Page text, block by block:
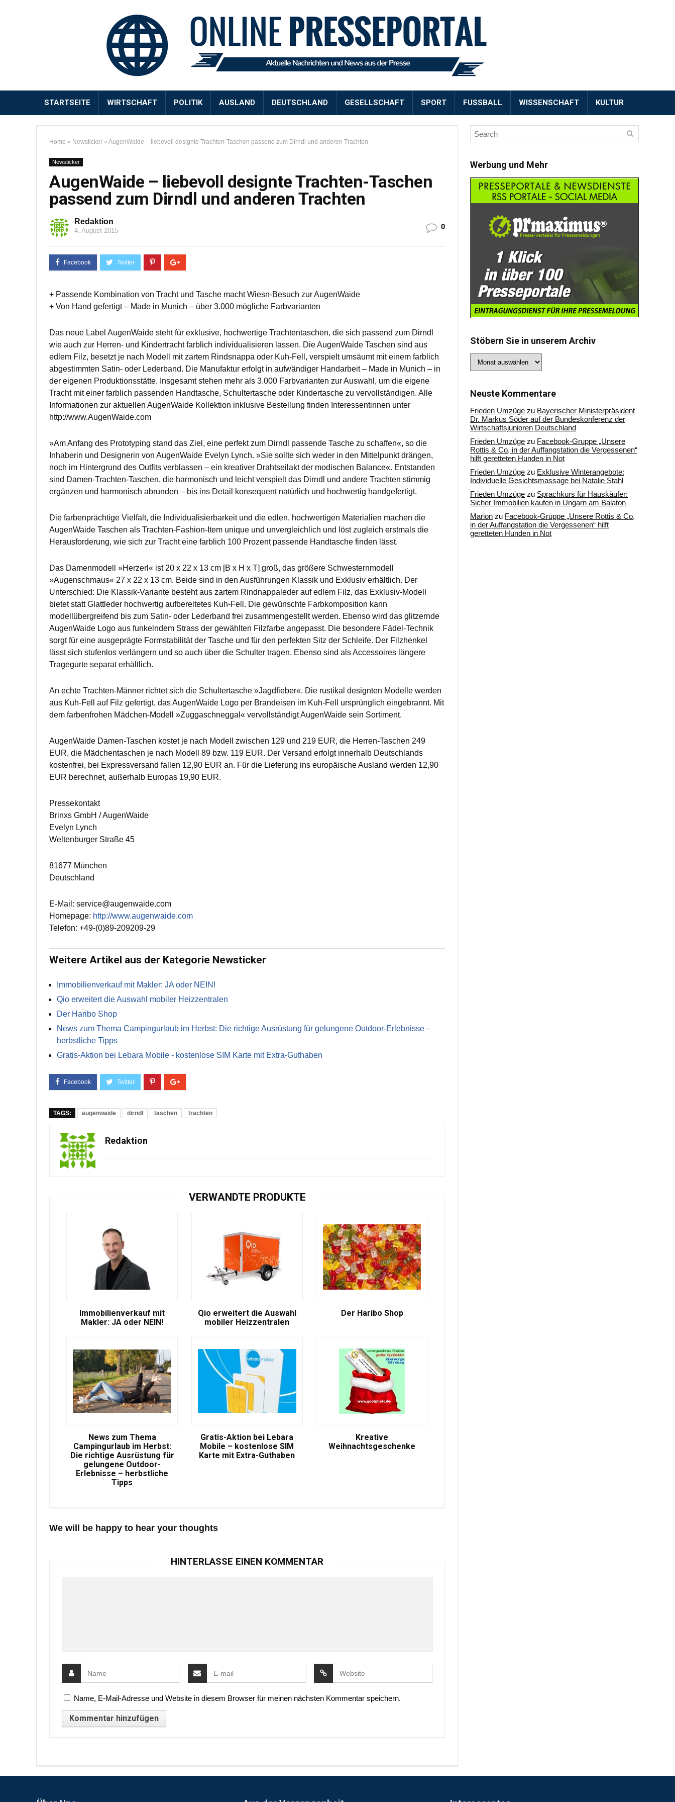
STARTSEITE WIRTSCHAFT POLITIK AUSLAND DEUTSCHLAND GESELLSCHAFT SPORT FUSSBALL WISSENSCHAFT KULTUR
Home » Newsticker » AugenWaide – liebevoll designte Trachten-Taschen passend zum Dirndl und anderen Trachten
Newsticker
AugenWaide – liebevoll designte Trachten-Taschen
passend zum Dirndl und anderen Trachten
Redaktion
4. August 2015 0
+ Passende Kombination von Tracht und Tasche macht Wiesn-Besuch zur AugenWaide
+ Von Hand gefertigt – Made in Munich – über 3.000 mögliche Farbvarianten
Das neue Label AugenWaide steht für exklusive, hochwertige Trachtentaschen, die sich passend zum Dirndl
wie auch zur Herren- und Kindertracht farblich individualisieren lassen. Die AugenWaide Taschen sind aus
edlem Filz, besetzt je nach Modell mit zartem Rindsnappa oder Kuh-Fell, verspielt umsäumt mit einem farblich
abgestimmten Satin- oder Lederband. Die Manufaktur erfolgt in aufwändiger Handarbeit – Made in Munich – in
der eigenen Produktionsstätte. Insgesamt stehen mehr als 3.000 Farbvarianten zur Auswahl, um die eigene
Tracht mit einer farblich passenden Handtasche, Schultertasche oder Kindertasche zu vervollständigen. Alle
Informationen zur aktuellen AugenWaide Kollektion inklusive Bestellung finden Interessentinnen unter
http://www.AugenWaide.com
»Am Anfang des Prototyping stand das Ziel, eine perfekt zum Dirndl passende Tasche zu schaffen«, so die
Inhaberin und Designerin von AugenWaide Evelyn Lynch. »Sie sollte sich weder in den Mittelpunkt drängen,
noch im Hintergrund des Outfits verblassen – ein kreativer Drahtseilakt der modischen Balance«. Entstanden
sind Damen-Trachten-Taschen, die harmonisch und leicht verspielt das Dirndl und andere Trachten stimmig
ergänzen und harmonisch abrunden – bis ins Detail konsequent natürlich und hochwertig handgefertigt.
Die farbenprächtige Vielfalt, die Individualisierbarkeit und die edlen, hochwertigen Materialien machen die
AugenWaide Taschen als Trachten-Fashion-Item unique und unvergleichlich und löst zugleich erstmals die
Herausforderung, wie sich zur Tracht eine farblich 100 Prozent passende Handtasche finden lässt.
Das Damenmodell »Herzerl« ist 20 x 22 x 13 cm [B x H x T] groß, das größere Schwesternmodell
»Augenschmaus« 27 x 22 x 13 cm. Beide sind in den Ausführungen Klassik und Exklusiv erhältlich. Der
Unterschied: Die Klassik-Variante besteht aus zartem Rindnappaleder auf edlem Filz, das Exklusiv-Modell
bietet statt Glattleder hochwertig aufbereitetes Kuh-Fell. Die gewünschte Farbkomposition kann
modellübergreifend bis zum Satin- oder Lederband frei zusammengestellt werden. Ebenso wird das glitzernde
AugenWaide Logo aus funkelndem Strass der gewählten Filzfarbe angepasst. Die besondere Fädel-Technik
sorgt für eine ausgeprägte Formstabilität der Tasche und für den perfekten Sitz der Schleife. Der Filzhenkel
lässt sich stufenlos verlängern und so auch über die Schulter tragen. Ebenso sind als Accessoires längere
Tragegurte separat erhältlich.
An echte Trachten-Männer richtet sich die Schultertasche »Jagdfieber«. Die rustikal designten Modelle werden
aus Kuh-Fell auf Filz gefertigt, das AugenWaide Logo per Brandeisen im Kuh-Fell ursprünglich eingebrannt. Mit
dem farbenfrohen Mädchen-Modell »Zuggaschneggal« vervollständigt AugenWaide sein Sortiment.
AugenWaide Damen-Taschen kostet je nach Modell zwischen 129 und 219 EUR, die Herren-Taschen 249
EUR, die Mädchentaschen je nach Modell 89 bzw. 119 EUR. Der Versand erfolgt innerhalb Deutschlands
kostenfrei, bei Expressversand fallen 12,90 EUR an. Für die Lieferung ins europäische Ausland werden 12,90
EUR berechnet, außerhalb Europas 19,90 EUR.
Pressekontakt
Brinxs GmbH / AugenWaide
Evelyn Lynch
Weltenburger Straße 45
81677 München
Deutschland
E-Mail: service@augenwaide.com
Homepage: http://www.augenwaide.com
Telefon: +49-(0)89-209209-29
Weitere Artikel aus der Kategorie Newsticker
Immobilienverkauf mit Makler: JA oder NEIN!
Qio erweitert die Auswahl mobiler Heizzentralen
Der Haribo Shop
News zum Thema Campingurlaub im Herbst: Die richtige Ausrüstung für gelungene Outdoor-Erlebnisse –
herbstliche Tipps
Gratis-Aktion bei Lebara Mobile - kostenlose SIM Karte mit Extra-Guthaben
TAGS: augenwaide dirndl taschen trachten
Redaktion
VERWANDTE PRODUKTE
Immobilienverkauf mit
Makler: JA oder NEIN!
Qio erweitert die Auswahl
mobiler Heizzentralen
Der Haribo Shop
News zum Thema
Campingurlaub im Herbst:
Die richtige Ausrüstung für
gelungene Outdoor-
Erlebnisse – herbstliche
Tipps
Gratis-Aktion bei Lebara
Mobile – kostenlose SIM
Karte mit Extra-Guthaben
Kreative
Weihnachtsgeschenke
We will be happy to hear your thoughts
HINTERLASSE EINEN KOMMENTAR
Name, E-Mail-Adresse und Website in diesem Browser für meinen nächsten Kommentar speichern.
Werbung und Mehr
Stöbern Sie in unserem Archiv
Sie
Archiv
Neuste Kommentare
Frieden Umzüge zu Bayerischer Ministerpräsident
Dr. Markus Söder auf der Bundeskonferenz der
Wirtschaftsjunioren Deutschland
Frieden Umzüge zu Facebook-Gruppe „Unsere
Rottis & Co, in der Auffangstation die Vergessenen“
hilft geretteten Hunden in Not
Frieden Umzüge zu Exklusive Winterangebote:
Individuelle Gesichtsmassage bei Natalie Stahl
Frieden Umzüge zu Sprachkurs für Hauskäufer:
Sicher Immobilien kaufen in Ungarn am Balaton
Marion zu Facebook-Gruppe „Unsere Rottis & Co,
in der Auffangstation die Vergessenen“ hilft
geretteten Hunden in Not